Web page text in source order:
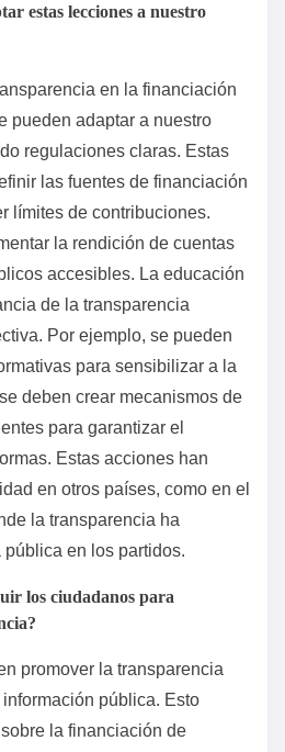
estas lecciones a nuestro
en la financiación
pueden adaptar a nuestro
regulaciones claras. Estas
las fuentes de financiación
límites de contribuciones.
la rendición de cuentas
accesibles. La educación
de la transparencia
Por ejemplo, se pueden
para sensibilizar a la
deben crear mecanismos de
para garantizar el
Estas acciones han
en otros países, como en el
la transparencia ha
en los partidos.
los ciudadanos para
promover la transparencia
pública. Esto
la financiación de